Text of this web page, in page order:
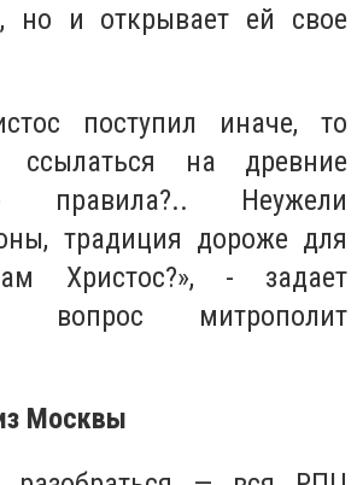
но и открывает ей свое
поступил иначе, то
ссылаться на древние
правила?.. Неужели
традиция дороже для
Христос?», - задает
вопрос митрополит
Москвы